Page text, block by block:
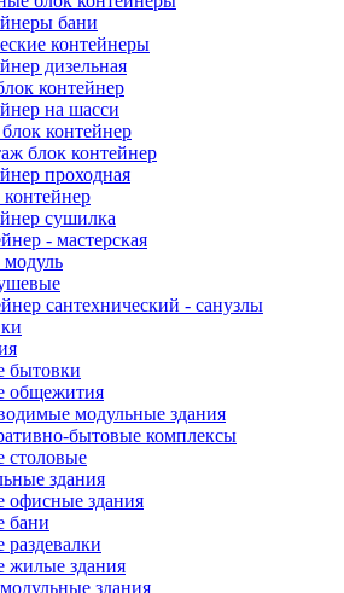
бани
контейнеры
дизельная
контейнер
на шасси
контейнер
блок контейнер
проходная
контейнер
сушилка
- мастерская
сантехнический - санузлы
бытовки
общежития
модульные здания
бытовые комплексы
столовые
здания
офисные здания
бани
жилые здания
здания